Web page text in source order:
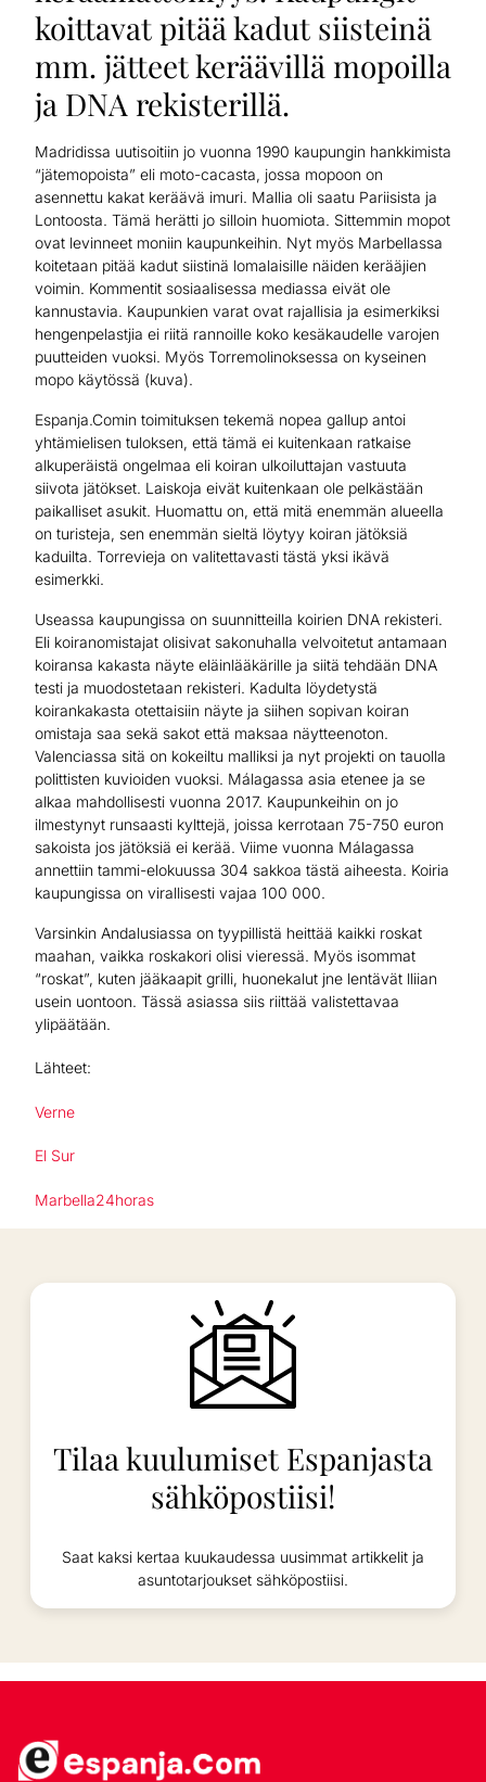
koittavat pitää kadut siisteinä
mm. jätteet keräävillä mopoilla
ja DNA rekisterillä.
Madridissa uutisoitiin jo vuonna 1990 kaupungin hankkimista
“jätemopoista” eli moto-cacasta, jossa mopoon on
asennettu kakat keräävä imuri. Mallia oli saatu Pariisista ja
Lontoosta. Tämä herätti jo silloin huomiota. Sittemmin mopot
ovat levinneet moniin kaupunkeihin. Nyt myös Marbellassa
koitetaan pitää kadut siistinä lomalaisille näiden kerääjien
voimin. Kommentit sosiaalisessa mediassa eivät ole
kannustavia. Kaupunkien varat ovat rajallisia ja esimerkiksi
hengenpelastjia ei riitä rannoille koko kesäkaudelle varojen
puutteiden vuoksi. Myös Torremolinoksessa on kyseinen
mopo käytössä (kuva).
Espanja.Comin toimituksen tekemä nopea gallup antoi
yhtämielisen tuloksen, että tämä ei kuitenkaan ratkaise
alkuperäistä ongelmaa eli koiran ulkoiluttajan vastuuta
siivota jätökset. Laiskoja eivät kuitenkaan ole pelkästään
paikalliset asukit. Huomattu on, että mitä enemmän alueella
on turisteja, sen enemmän sieltä löytyy koiran jätöksiä
kaduilta. Torrevieja on valitettavasti tästä yksi ikävä
esimerkki.
Useassa kaupungissa on suunnitteilla koirien DNA rekisteri.
Eli koiranomistajat olisivat sakonuhalla velvoitetut antamaan
koiransa kakasta näyte eläinlääkärille ja siitä tehdään DNA
testi ja muodostetaan rekisteri. Kadulta löydetystä
koirankakasta otettaisiin näyte ja siihen sopivan koiran
omistaja saa sekä sakot että maksaa näytteenoton.
Valenciassa sitä on kokeiltu malliksi ja nyt projekti on tauolla
polittisten kuvioiden vuoksi. Málagassa asia etenee ja se
alkaa mahdollisesti vuonna 2017. Kaupunkeihin on jo
ilmestynyt runsaasti kylttejä, joissa kerrotaan 75-750 euron
sakoista jos jätöksiä ei kerää. Viime vuonna Málagassa
annettiin tammi-elokuussa 304 sakkoa tästä aiheesta. Koiria
kaupungissa on virallisesti vajaa 100 000.
Varsinkin Andalusiassa on tyypillistä heittää kaikki roskat
maahan, vaikka roskakori olisi vieressä. Myös isommat
“roskat”, kuten jääkaapit grilli, huonekalut jne lentävät lliian
usein uontoon. Tässä asiassa siis riittää valistettavaa
ylipäätään.
Lähteet:
Verne
El Sur
Marbella24horas
Tilaa kuulumiset Espanjasta
sähköpostiisi!
Saat kaksi kertaa kuukaudessa uusimmat artikkelit ja
asuntotarjoukset sähköpostiisi.